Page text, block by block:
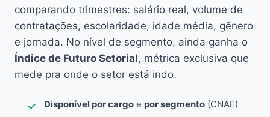
comparando trimestres: salário real, volume de
contratações, escolaridade, idade média, gênero
e jornada. No nível de segmento, ainda ganha o
Índice de Futuro Setorial, métrica exclusiva que
mede pra onde o setor está indo.
Disponível por cargo e por segmento (CNAE)